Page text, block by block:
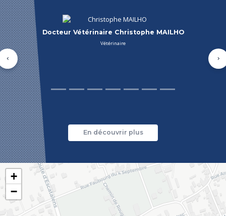
Docteur Vétérinaire Frederic ALAUX
Vétérinaire, chirurgien orthopédiste
Précédent
En découvrir plus
+
−